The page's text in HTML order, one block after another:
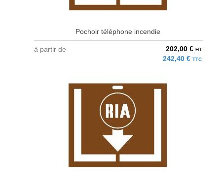
Pochoir téléphone incendie
à partir de 202,00 € HT
242,40 € TTC